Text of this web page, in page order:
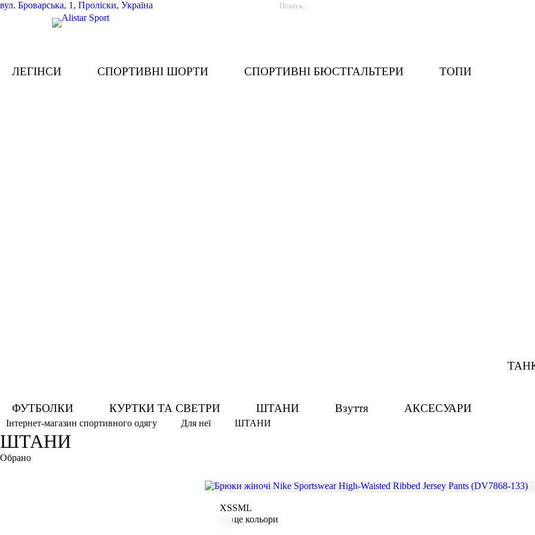
вул. Броварська, 1, Проліски, Україна
ЛЕГІНСИ СПОРТИВНІ ШОРТИ СПОРТИВНІ БЮСТГАЛЬТЕРИ ТОПИ
ФУТБОЛКИ КУРТКИ ТА СВЕТРИ ШТАНИ Взуття АКСЕСУАРИ
Інтернет-магазин спортивного одягу Для неї ШТАНИ
ШТАНИ
Обрано
XSSML
ще кольори